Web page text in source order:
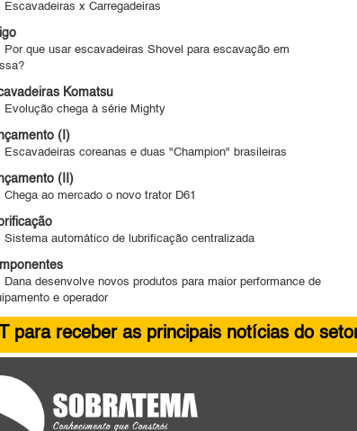
x Carregadeiras
que usar escavadeiras Shovel para escavação em
Komatsu
chega à série Mighty
(I)
coreanas e duas "Champion" brasileiras
(II)
ao mercado o novo trator D61
automático de lubrificação centralizada
desenvolve novos produtos para maior performance de
e operador
para receber as principais notícias do